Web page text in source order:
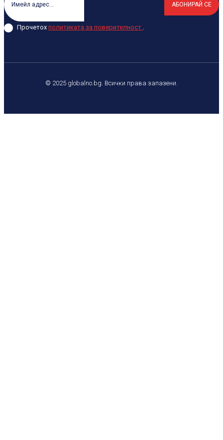
АБОНИРАЙ СЕ
Прочетох политиката за поверителност .
© 2025 globalno.bg. Всички права запазени.